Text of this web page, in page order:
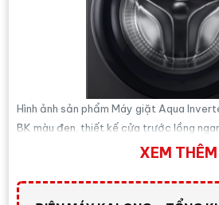
Hình ảnh sản phẩm Máy giặt Aqua
BK màu đen, thiết kế cửa trước lồng
Tổng quan Máy giặt
Inverter 8.5 kg
XEM THÊM